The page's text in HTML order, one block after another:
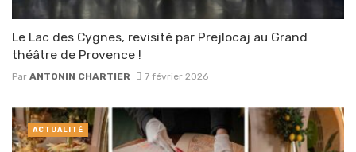
Le Lac des Cygnes, revisité par Prejlocaj au Grand
théâtre de Provence !
Par ANTONIN CHARTIER 7 février 2026
ACTUALITÉ